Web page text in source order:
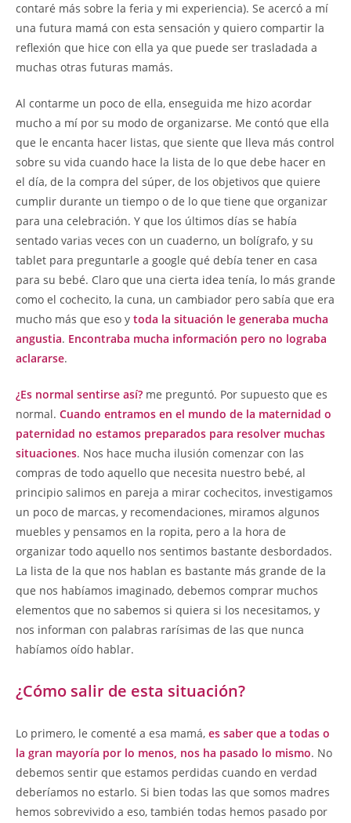
contaré más sobre la feria y mi experiencia). Se acercó a mí
una futura mamá con esta sensación y quiero compartir la
reflexión que hice con ella ya que puede ser trasladada a
muchas otras futuras mamás.
Al contarme un poco de ella, enseguida me hizo acordar
mucho a mí por su modo de organizarse. Me contó que ella
que le encanta hacer listas, que siente que lleva más control
sobre su vida cuando hace la lista de lo que debe hacer en
el día, de la compra del súper, de los objetivos que quiere
cumplir durante un tiempo o de lo que tiene que organizar
para una celebración. Y que los últimos días se había
sentado varias veces con un cuaderno, un bolígrafo, y su
tablet para preguntarle a google qué debía tener en casa
para su bebé. Claro que una cierta idea tenía, lo más grande
como el cochecito, la cuna, un cambiador pero sabía que era
mucho más que eso y toda la situación le generaba mucha
angustia. Encontraba mucha información pero no lograba
aclararse.
¿Es normal sentirse así? me preguntó. Por supuesto que es
normal. Cuando entramos en el mundo de la maternidad o
paternidad no estamos preparados para resolver muchas
situaciones. Nos hace mucha ilusión comenzar con las
compras de todo aquello que necesita nuestro bebé, al
principio salimos en pareja a mirar cochecitos, investigamos
un poco de marcas, y recomendaciones, miramos algunos
muebles y pensamos en la ropita, pero a la hora de
organizar todo aquello nos sentimos bastante desbordados.
La lista de la que nos hablan es bastante más grande de la
que nos habíamos imaginado, debemos comprar muchos
elementos que no sabemos si quiera si los necesitamos, y
nos informan con palabras rarísimas de las que nunca
habíamos oído hablar.
¿Cómo salir de esta situación?
Lo primero, le comenté a esa mamá, es saber que a todas o
la gran mayoría por lo menos, nos ha pasado lo mismo. No
debemos sentir que estamos perdidas cuando en verdad
deberíamos no estarlo. Si bien todas las que somos madres
hemos sobrevivido a eso, también todas hemos pasado por